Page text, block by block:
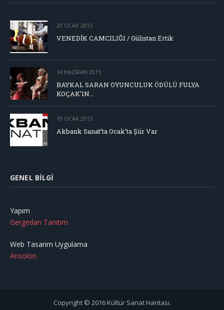
29 OCAK 2015
VENEDİK CAMCILIĞI / Gülistan Ertik
14 HAZIRAN 2015
BAYKAL SARAN OYUNCULUK ÖDÜLÜ FULYA
KOÇAK’IN…
19 OCAK 2015
Akbank Sanat’ta Ocak’ta Şiir Var
GENEL BILGI
Yapım
Gergedan Tanıtım
Web Tasarım Uygulama
Ansolon
Copyright © 2016 Kültür Sanat Haritası.